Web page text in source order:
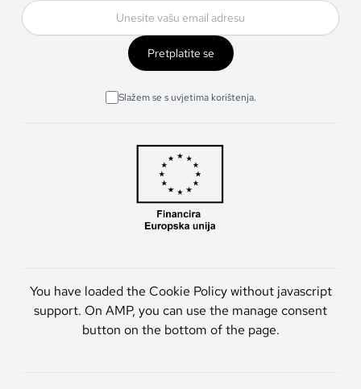
Pretplatite se
Slažem se s uvjetima korištenja.
You have loaded the Cookie Policy without javascript
support. On AMP, you can use the manage consent
button on the bottom of the page.